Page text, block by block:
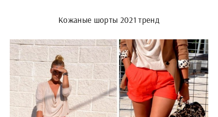
Кожаные шорты 2021 тренд